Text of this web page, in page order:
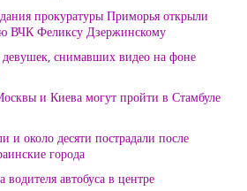
прокуратуры Приморья открыли
ВЧК Феликсу Дзержинскому
снимавших видео на фоне
и Киева могут пройти в Стамбуле
и около десяти пострадали после
города
автобуса в центре